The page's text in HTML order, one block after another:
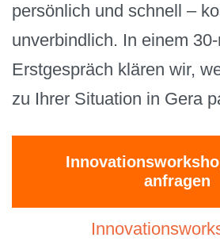
persönlich und schnell –
unverbindlich. In einem
Erstgespräch klären wir,
zu Ihrer Situation in Gera
anfragen